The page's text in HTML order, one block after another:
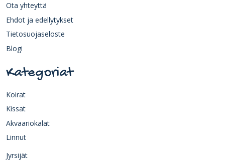
Ota yhteyttä
Ehdot ja edellytykset
Tietosuojaseloste
Blogi
Kategoriat
Koirat
Kissat
Akvaariokalat
Linnut
Jyrsijät